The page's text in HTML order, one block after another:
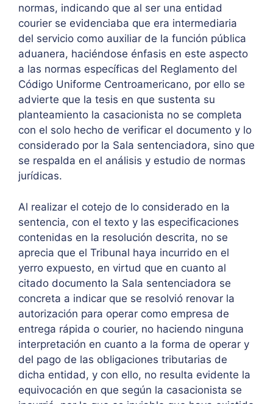
normas, indicando que al ser una entidad
courier se evidenciaba que era intermediaria
del servicio como auxiliar de la función pública
aduanera, haciéndose énfasis en este aspecto
a las normas específicas del Reglamento del
Código Uniforme Centroamericano, por ello se
advierte que la tesis en que sustenta su
planteamiento la casacionista no se completa
con el solo hecho de verificar el documento y lo
considerado por la Sala sentenciadora, sino que
se respalda en el análisis y estudio de normas
jurídicas.
Al realizar el cotejo de lo considerado en la
sentencia, con el texto y las especificaciones
contenidas en la resolución descrita, no se
aprecia que el Tribunal haya incurrido en el
yerro expuesto, en virtud que en cuanto al
citado documento la Sala sentenciadora se
concreta a indicar que se resolvió renovar la
autorización para operar como empresa de
entrega rápida o courier, no haciendo ninguna
interpretación en cuanto a la forma de operar y
del pago de las obligaciones tributarias de
dicha entidad, y con ello, no resulta evidente la
equivocación en que según la casacionista se